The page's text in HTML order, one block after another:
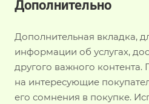
Дополнительно
Дополнительная вкладка,
информации об услугах,
другого важного контента.
на интересующие
его сомнения в покупке.